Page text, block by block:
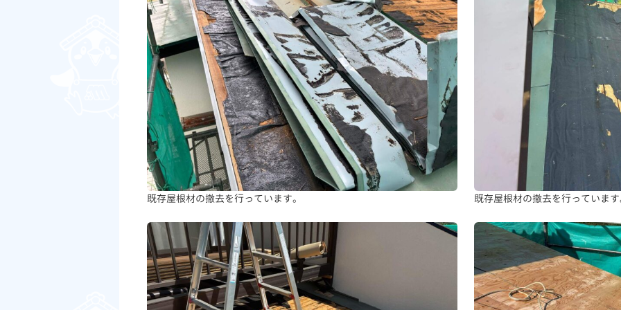
既存屋根材の撤去を行っています。 既存屋根材の撤去を行っていま